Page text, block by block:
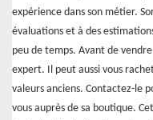
expérience dans son métier.
évaluations et à des
peu de temps. Avant de
expert. Il peut aussi vous
valeurs anciens. Contactez-le
vous auprès de sa boutique.